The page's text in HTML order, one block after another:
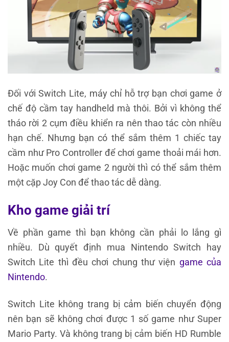
Đối với Switch Lite, máy chỉ hỗ trợ bạn chơi game ở
chế độ cầm tay handheld mà thôi. Bởi vì không thể
tháo rời 2 cụm điều khiển ra nên thao tác còn nhiều
hạn chế. Nhưng bạn có thể sắm thêm 1 chiếc tay
cầm như Pro Controller để chơi game thoải mái hơn.
Hoặc muốn chơi game 2 người thì có thể sắm thêm
một cặp Joy Con để thao tác dễ dàng.
Kho game giải trí
Về phần game thì bạn không cần phải lo lắng gì
nhiều. Dù quyết định mua Nintendo Switch hay
Switch Lite thì đều chơi chung thư viện game của
Nintendo.
Switch Lite không trang bị cảm biến chuyển động
nên bạn sẽ không chơi được 1 số game như Super
Mario Party. Và không trang bị cảm biến HD Rumble